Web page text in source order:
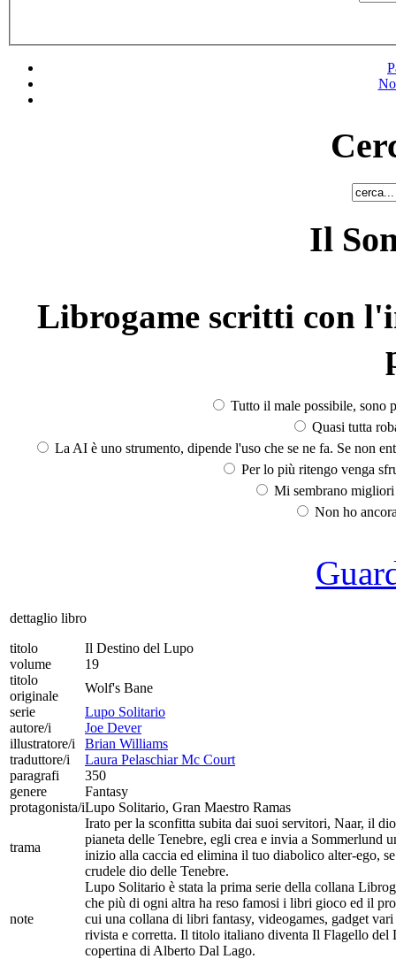
Il
Librogame scritti con
Tutto il male possibile, sono
Quasi tutta
La AI è uno strumento, dipende l'uso che se ne fa. Se non
Per lo più ritengo venga
Mi sembrano
Non ho
dettaglio libro
titolo
Il Destino del Lupo
volume
19
titolo
originale
Wolf's Bane
serie
Lupo Solitario
autore/i
Joe Dever
illustratore/i
Brian Williams
traduttore/i
Laura Pelaschiar Mc Court
paragrafi
350
genere
Fantasy
protagonista/iLupo Solitario, Gran Maestro Ramas
trama
Irato per la sconfitta subita dai suoi servitori, Naar, il
pianeta delle Tenebre, egli crea e invia a Sommerlund
inizio alla caccia ed elimina il tuo diabolico alter-ego,
crudele dio delle Tenebre.
note
Lupo Solitario è stata la prima serie della collana
che più di ogni altra ha reso famosi i libri gioco ed il
cui una collana di libri fantasy, videogames, gadget
rivista e corretta. Il titolo italiano diventa Il Flagello
copertina di Alberto Dal Lago.